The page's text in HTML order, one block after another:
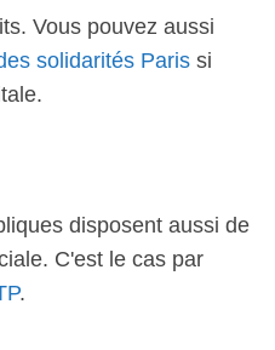
Vous pouvez aussi
solidarités Paris si
disposent aussi de
C'est le cas par
.